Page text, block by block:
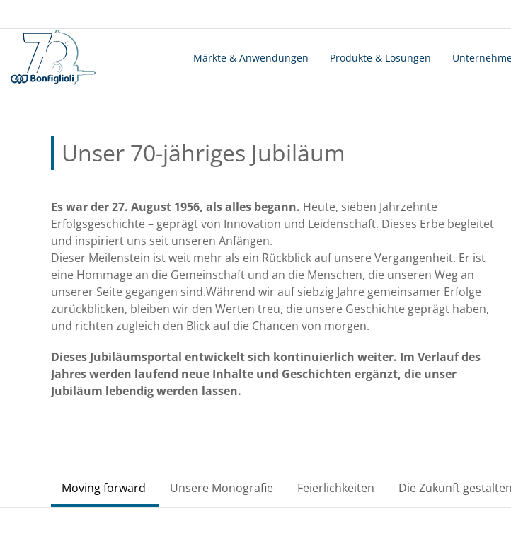
Märkte & Anwendungen Produkte & Lösungen
Unser 70-jähriges Jubiläum
Es war der 27. August 1956, als alles begann. Heute, sieben Jahrzehnte
Erfolgsgeschichte – geprägt von Innovation und Leidenschaft. Dieses Erbe begleitet
und inspiriert uns seit unseren Anfängen.
Dieser Meilenstein ist weit mehr als ein Rückblick auf unsere Vergangenheit. Er ist
eine Hommage an die Gemeinschaft und an die Menschen, die unseren Weg an
unserer Seite gegangen sind.Während wir auf siebzig Jahre gemeinsamer Erfolge
zurückblicken, bleiben wir den Werten treu, die unsere Geschichte geprägt haben,
und richten zugleich den Blick auf die Chancen von morgen.
Dieses Jubiläumsportal entwickelt sich kontinuierlich weiter. Im Verlauf des
Jahres werden laufend neue Inhalte und Geschichten ergänzt, die unser
Jubiläum lebendig werden lassen.
Moving forward Unsere Monografie Feierlichkeiten Die Zukunft gestalten